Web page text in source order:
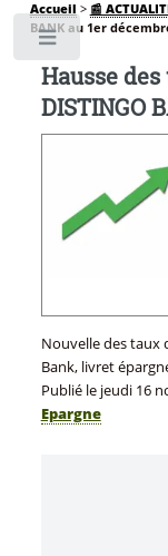
Accueil > 📰
BANK au 1er
Hausse des
DISTINGO
Nouvelle des taux
Bank, livret
Publié le jeudi 16
Epargne